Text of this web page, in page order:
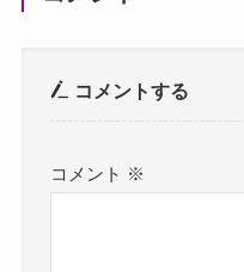
コメントする
コメント ※